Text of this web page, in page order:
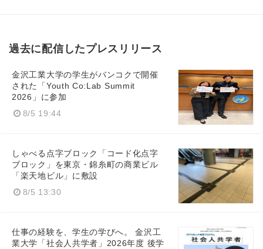
過去に配信したプレスリリース
金沢工業大学の学生がバンコクで開催
された「Youth Co:Lab Summit
2026」に参加
8/5 19:44
しゃべる点字ブロック「コード化点字
ブロック」を東京・錦糸町の商業ビル
「楽天地ビル」に敷設
8/5 13:30
仕事の経験を、学生の学びへ。 金沢工
業大学「社会人共学者」2026年度 後学